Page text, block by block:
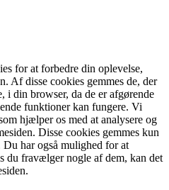
for at forbedre din oplevelse,
Af disse cookies gemmes de, der
i din browser, da de er afgørende
funktioner kan fungere. Vi
hjælper os med at analysere og
Disse cookies gemmes kun
har også mulighed for at
du fravælger nogle af dem, kan det